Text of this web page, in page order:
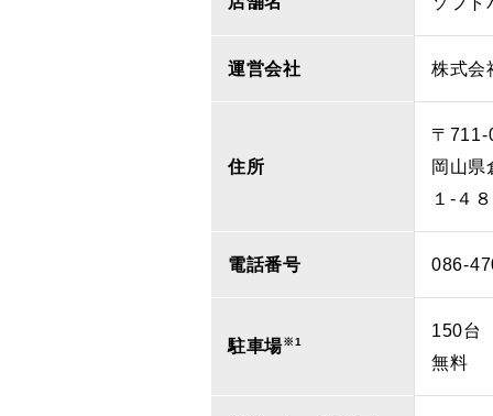
運営会社 株式会
住所
〒711-
岡山県
１‐４８
電話番号 086-
駐車場※1
150台
無料